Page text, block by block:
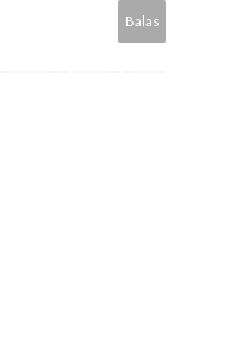
Balas